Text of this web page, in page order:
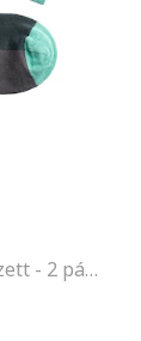
Uniszex bokazokni szett - 2 pár, Szürke/Türkiz